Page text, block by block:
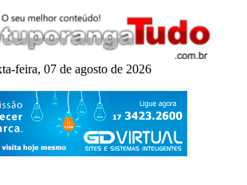
feira, 07 de agosto de 2026